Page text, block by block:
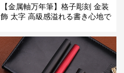
【金属軸万年筆】格子彫刻 金装
飾 太字 高級感溢れる書き心地で